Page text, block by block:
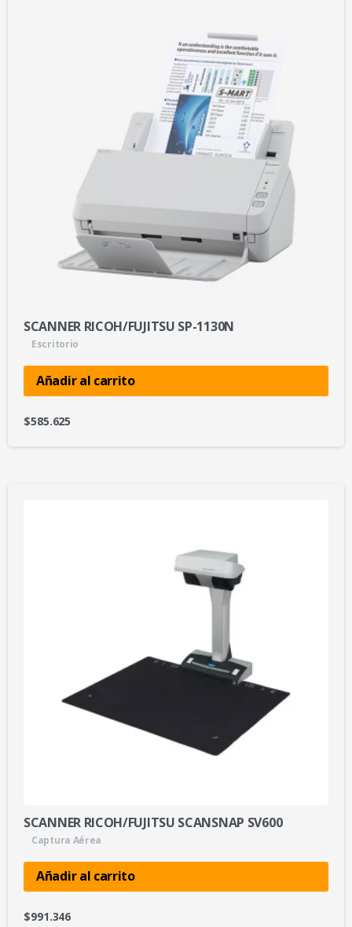
SCANNER RICOH/FUJITSU SP-1130N
Escritorio
Añadir al carrito
$585.625
SCANNER RICOH/FUJITSU SCANSNAP SV600
Captura Aérea
Añadir al carrito
$991.346